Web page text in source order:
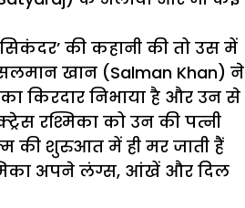
की कहानी की तो उस में
खान (Salman Khan) ने
किरदार निभाया है और उन से
रश्मिका को उन की पत्नी
की शुरुआत में ही मर जाती हैं
अपने लंग्स, आंखें और दिल